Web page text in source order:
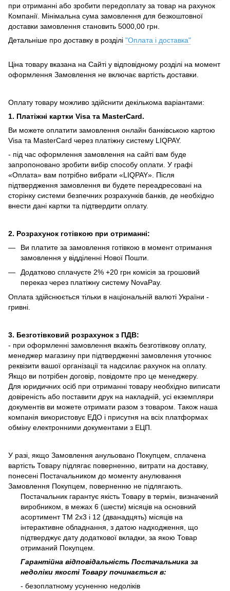
при отриманні або зробити передоплату за товар на рахунок
Компанії. Мінімальна сума замовлення для безкоштовної
доставки замовлення становить 5000,00 грн.
Детальніше про доставку в розділі "Оплата і доставка"
Ціна товару вказана на Сайті у відповідному розділі на момент
оформлення Замовлення не включає вартість доставки.
Оплату товару можливо здійснити декількома варіантами:
1. Платіжні картки Visa та MasterCard.
Ви можете оплатити замовлення онлайн банківською картою
Visa та MasterCard через платіжну систему LIQPAY.
- під час оформлення замовлення на сайті вам буде
запропоновано зробити вибір способу оплати. У графі
«Оплата» вам потрібно вибрати «LIQPAY». Після
підтвердження замовлення ви будете переадресовані на
сторінку системи безпечних розрахунків банків, де необхідно
внести дані картки та підтвердити оплату.
2. Розрахунок готівкою при отриманні:
Ви платите за замовлення готівкою в момент отримання
замовлення у відділенні Нової Пошти.
Додатково сплачуєте 2% +20 грн комісія за грошовий
переказ через платіжну систему NovaPay.
Оплата здійснюється тільки в національній валюті України -
гривні.
3. Безготівковий розрахунок з ПДВ:
- при оформленні замовлення вкажіть безготівкову оплату,
менеджер магазину при підтвердженні замовлення уточнює
реквізити вашої організації та надсилає рахунок на оплату.
Якщо ви потрібен договір, повідомте про це менеджеру.
Для юридичних осіб при отриманні товару необхідно виписати
довіреність або поставити друк на накладній, усі екземпляри
документів ви можете отримати разом з товаром. Також наша
компанія використовує ЕДО і присутня на всіх платформах
обміну електронними документами з ЕЦП.
У разі, якщо Замовлення анульовано Покупцем, сплачена
вартість Товару підлягає поверненню, витрати на доставку,
понесені Постачальником до моменту анулювання
Замовлення Покупцем, поверненню не підлягають.
Постачальник гарантує якість Товару в термін, визначений
виробником, в межах 6 (шести) місяців на основний
асортимент ТМ 2х3 і 12 (дванадцять) місяців на
інтерактивне обладнання, з датою надходження, що
підтверджує дату додаткової вкладки, за якою Товар
отриманий Покупцем.
Гарантійна відповідальність Постачальника за
недоліки якості Товару починається в:
- безоплатному усуненню недоліків